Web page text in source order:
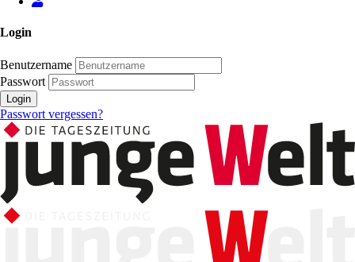
Login
Benutzername
Passwort
Login
Passwort vergessen?